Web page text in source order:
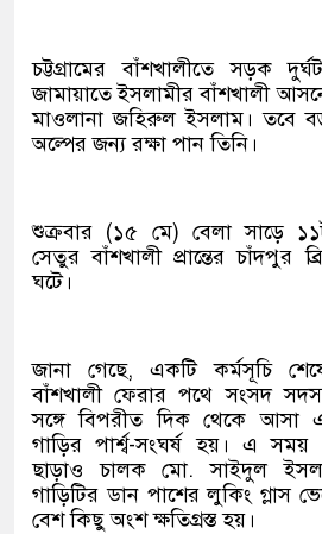
চট্টগ্রামের বাঁশখালীতে সড়ক
জামায়াতে ইসলামীর বাঁশখালী
মাওলানা জহিরুল ইসলাম। তবে
অল্পের জন্য রক্ষা পান তিনি।
শুক্রবার (১৫ মে) বেলা সাড়ে
সেতুর বাঁশখালী প্রান্তের চাঁদপুর
ঘটে।
জানা গেছে, একটি কর্মসূচি
বাঁশখালী ফেরার পথে সংসদ
সঙ্গে বিপরীত দিক থেকে আসা
গাড়ির পার্শ্ব-সংঘর্ষ হয়। এ
ছাড়াও চালক মো. সাইদুল
গাড়িটির ডান পাশের লুকিং গ্লাস
বেশ কিছু অংশ ক্ষতিগ্রস্ত হয়।